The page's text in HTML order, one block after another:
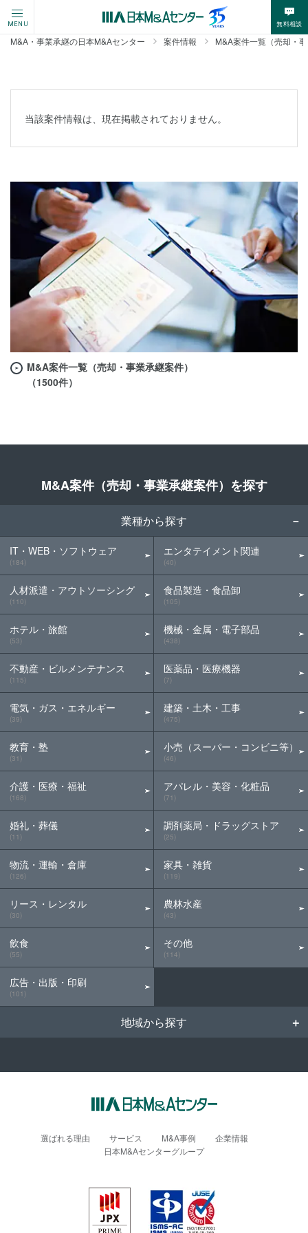
MENU 無料相談
M&A・事業承継の日本M&Aセンター 案件情報 M&A案件一覧（売却・
当該案件情報は、現在掲載されておりません。
M&A案件一覧（売却・事業承継案件）
（1500件）
M&A案件（売却・事業承継案件）を探す
業種から探す
IT・WEB・ソフトウェア
(184)
人材派遣・アウトソーシング
(110)
ホテル・旅館
(53)
不動産・ビルメンテナンス
(115)
電気・ガス・エネルギー
(39)
教育・塾
(31)
介護・医療・福祉
(168)
婚礼・葬儀
(11)
物流・運輸・倉庫
(126)
リース・レンタル
(30)
飲食
(55)
広告・出版・印刷
(101)
エンタテイメント関連
(40)
食品製造・食品卸
(105)
機械・金属・電子部品
(438)
医薬品・医療機器
(7)
建築・土木・工事
(475)
小売（スーパー・コンビニ等）
(46)
アパレル・美容・化粧品
(71)
調剤薬局・ドラッグストア
(25)
家具・雑貨
(119)
農林水産
(43)
その他
(114)
地域から探す
選ばれる理由 サービス M&A事例
企業情報
日本M&Aセンターグループ